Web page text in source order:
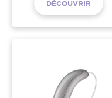
DÉCOUVRIR